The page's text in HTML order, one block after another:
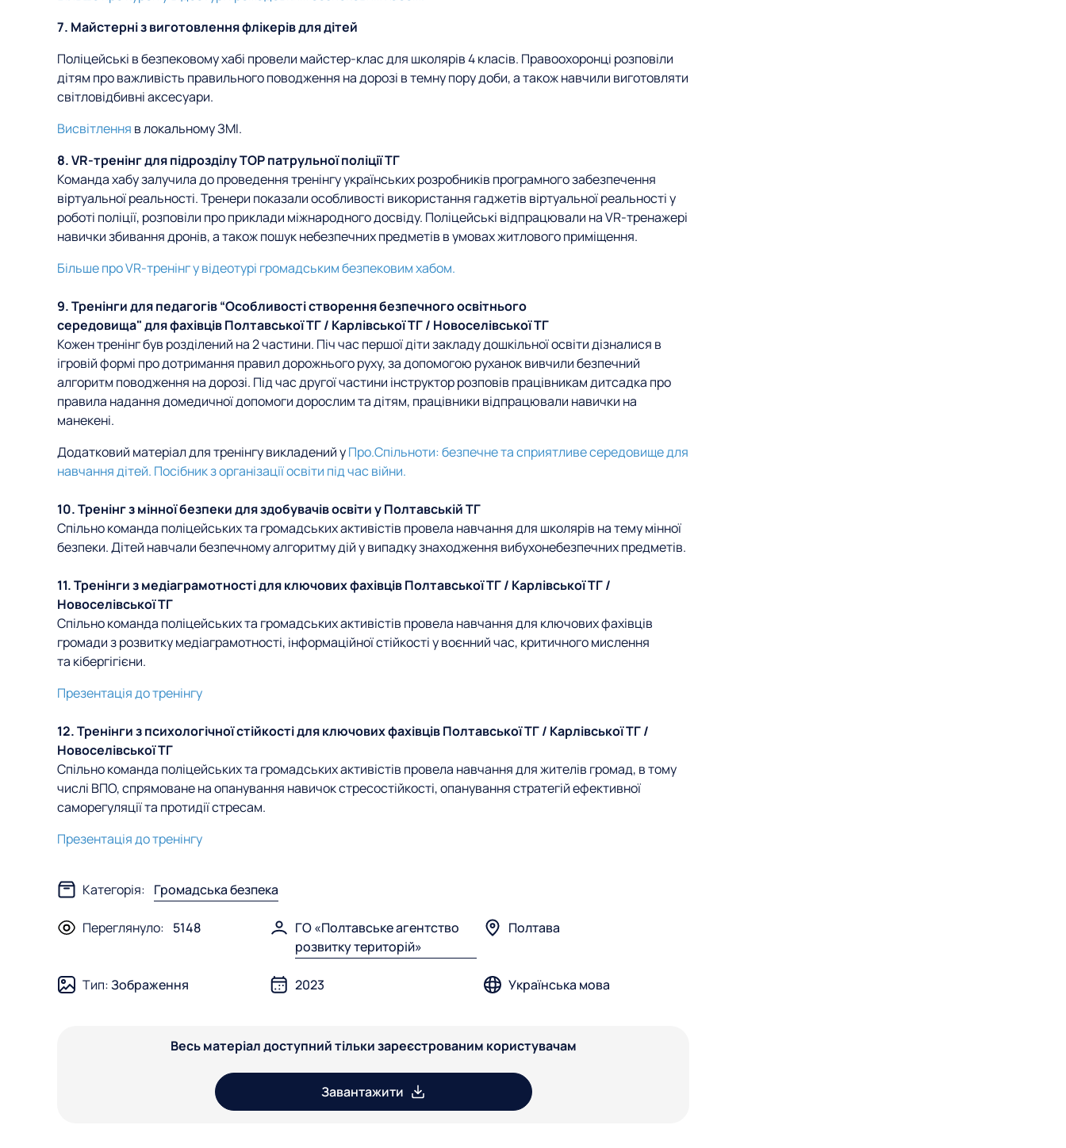
7. Майстерні з виготовлення флікерів для дітей
Поліцейські в безпековому хабі провели майстер-клас для школярів 4 класів. Правоохоронці розповіли
дітям про важливість правильного поводження на дорозі в темну пору доби, а також навчили виготовляти
світловідбивні аксесуари.
Висвітлення в локальному ЗМІ.
8. VR-тренінг для підрозділу ТОР патрульної поліції ТГ
Команда хабу залучила до проведення тренінгу українських розробників програмного забезпечення
віртуальної реальності. Тренери показали особливості використання гаджетів віртуальної реальності у
роботі поліції, розповіли про приклади міжнародного досвіду. Поліцейські відпрацювали на VR-тренажері
навички збивання дронів, а також пошук небезпечних предметів в умовах житлового приміщення.
Більше про VR-тренінг у відеотурі громадським безпековим хабом.
9. Тренінги для педагогів “Особливості створення безпечного освітнього
середовища" для фахівців Полтавської ТГ / Карлівської ТГ / Новоселівської ТГ
Кожен тренінг був розділений на 2 частини. Піч час першої діти закладу дошкільної освіти дізналися в
ігровій формі про дотримання правил дорожнього руху, за допомогою руханок вивчили безпечний
алгоритм поводження на дорозі. Під час другої частини інструктор розповів працівникам дитсадка про
правила надання домедичної допомоги дорослим та дітям, працівники відпрацювали навички на
манекені.
Додатковий матеріал для тренінгу викладений уПро.Спільноти: безпечне та сприятливе середовище для
навчання дітей. Посібник з організації освіти під час війни.
10. Тренінг з мінної безпеки для здобувачів освіти у Полтавській ТГ
Спільно команда поліцейських та громадських активістів провела навчання для школярів на тему мінної
безпеки. Дітей навчали безпечному алгоритму дій у випадку знаходження вибухонебезпечних предметів.
11. Тренінги з медіаграмотності для ключових фахівців Полтавської ТГ / Карлівської ТГ /
Новоселівської ТГ
Спільно команда поліцейських та громадських активістів провела навчання для ключових фахівців
громади з розвитку медіаграмотності, інформаційної стійкості у воєнний час, критичного мислення
та кібергігієни.
Презентація до тренінгу
12. Тренінги з психологічної стійкості для ключових фахівців Полтавської ТГ / Карлівської ТГ /
Новоселівської ТГ
Спільно команда поліцейських та громадських активістів провела навчання для жителів громад, в тому
числі ВПО, спрямоване на опанування навичок стресостійкості, опанування стратегій ефективної
саморегуляції та протидії стресам.
Презентація до тренінгу
Категорія: Громадська безпека
Переглянуло: 5148
ГО «Полтавське агентство
розвитку територій»
Полтава
Тип:Зображення 2023 Українська мова
Весь матеріал доступний тільки зареєстрованим користувачам
Завантажити